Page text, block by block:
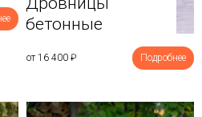
бетонные
от 16 400 ₽ Подробнее